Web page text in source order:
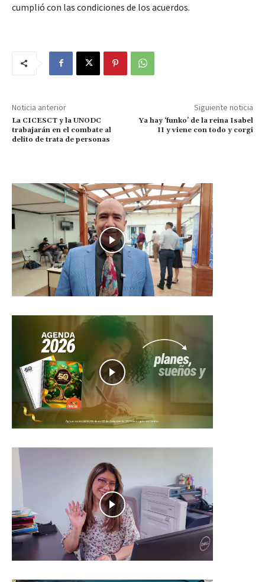
cumplió con las condiciones de los acuerdos.
Noticia anterior
La CICESCT y la UNODC
trabajarán en el combate al
delito de trata de personas
Siguiente noticia
Ya hay ‘funko’ de la reina Isabel
II y viene con todo y corgi